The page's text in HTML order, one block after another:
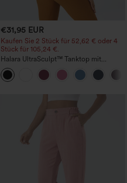
€31,95 EUR
Kaufen Sie 2 Stück für 52,62 € oder 4
Stück für 105,24 €.
Halara UltraSculpt™ Tanktop mit
Rundhalsausschnitt und
geschwungenem Saum